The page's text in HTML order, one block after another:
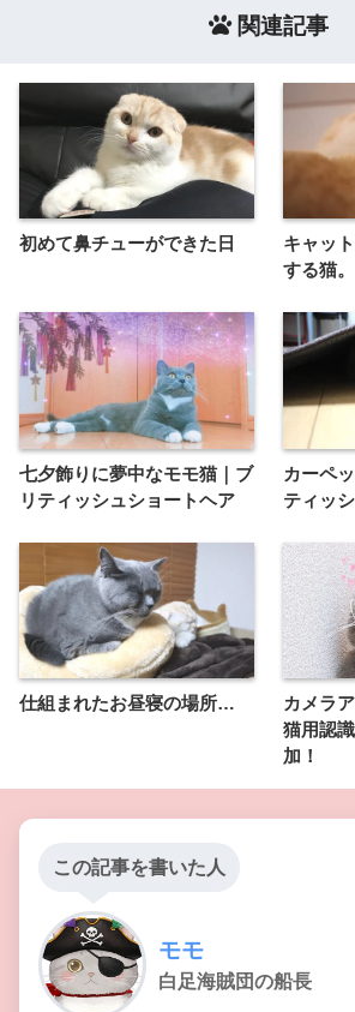
関連記事
初めて鼻チューができた日
キャッ
する猫。
七夕飾りに夢中なモモ猫｜ブ
リティッシュショートヘア
カーペ
ティッ
仕組まれたお昼寝の場所…
カメラ
猫用認
加！
この記事を書いた人
モモ
白足海賊団の船長